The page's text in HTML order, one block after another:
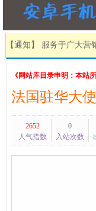
【通知】 服务于广大
《网站库目录申明：本站
法国驻华大
2652
人气指数
0
入站次数